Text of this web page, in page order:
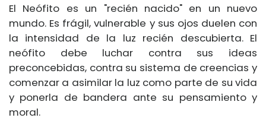
El Neófito es un "recién nacido" en un nuevo
mundo. Es frágil, vulnerable y sus ojos duelen con
la intensidad de la luz recién descubierta. El
neófito debe luchar contra sus ideas
preconcebidas, contra su sistema de creencias y
comenzar a asimilar la luz como parte de su vida
y ponerla de bandera ante su pensamiento y
moral.